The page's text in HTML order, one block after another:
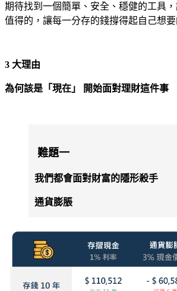
期待找到一個簡單、安全、穩健的工具
值得的，讓每一分存的錢撐得起自己想要
3 大理由
為何該是「現在」 開始面對理財這件事
難題一
我們都會面對財富的隱形殺手
通貨膨脹